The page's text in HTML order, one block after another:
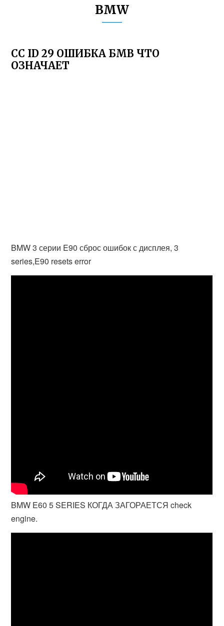
BMW
CC ID 29 ОШИБКА БМВ ЧТО
ОЗНАЧАЕТ
BMW 3 серии E90 сброс ошибок с дисплея, 3
series,E90 resets error
BMW E60 5 SERIES КОГДА ЗАГОРАЕТСЯ check
engine.